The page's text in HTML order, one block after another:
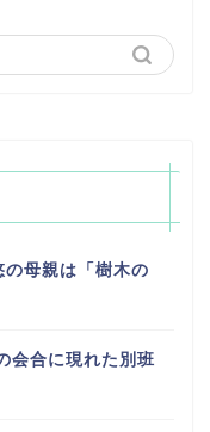
母親は「樹木の
会合に現れた別班